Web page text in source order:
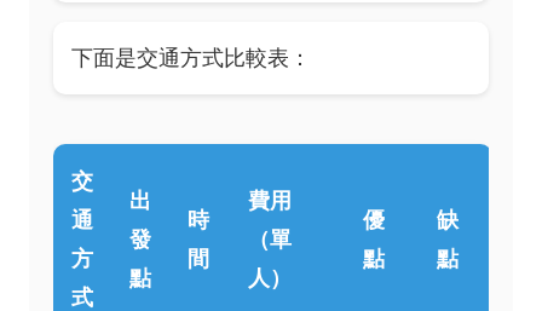
下面是交通方式比較表：
交
通
方
式
出
發
點
時
間
費用
（單
人）
優
點
缺
點